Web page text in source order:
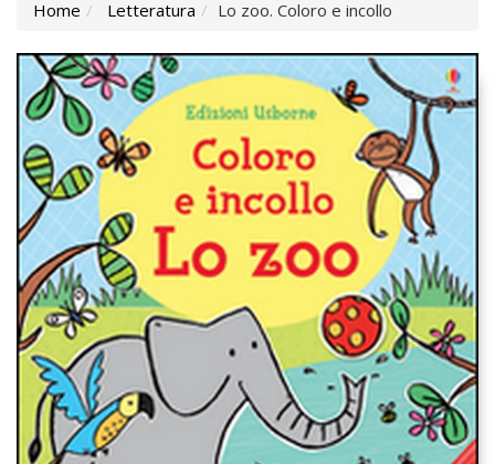
Home Letteratura Lo zoo. Coloro e incollo